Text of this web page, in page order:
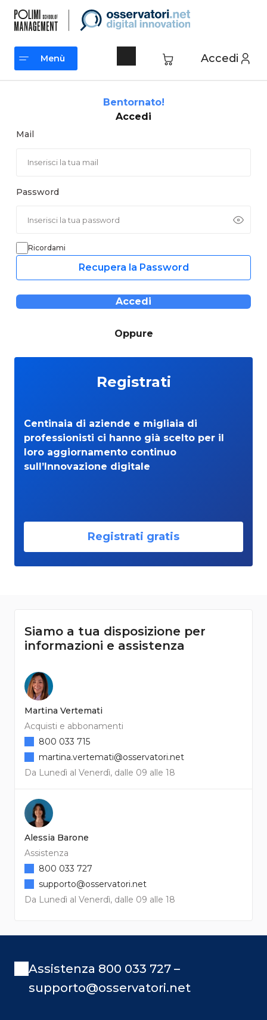
contenuto
Accedi
Menù
Bentornato!
Accedi
Mail
Password
Ricordami
Recupera la Password
Accedi
Oppure
Registrati
Centinaia di aziende e migliaia di
professionisti ci hanno già scelto per il
loro aggiornamento continuo
sull’Innovazione digitale
Registrati gratis
Siamo a tua disposizione per
informazioni e assistenza
Martina Vertemati
Acquisti e abbonamenti
Da Lunedì al Venerdì, dalle 09 alle 18
800 033 715
martina.vertemati@osservatori.net
Alessia Barone
Assistenza
Da Lunedì al Venerdì, dalle 09 alle 18
800 033 727
supporto@osservatori.net
Assistenza 800 033 727 –
supporto@osservatori.net